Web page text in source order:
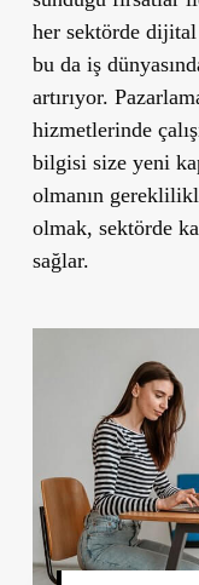
her sektörde
bu da iş
artırıyor.
hizmetlerinde
bilgisi size yeni
olmanın
olmak, sektörde
sağlar.